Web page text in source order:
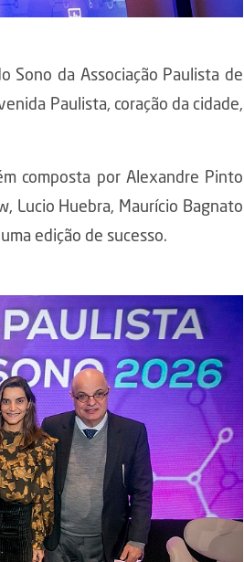
Sono da Associação Paulista de
Paulista, coração da cidade,
composta por Alexandre Pinto
Lucio Huebra, Maurício Bagnato
edição de sucesso.